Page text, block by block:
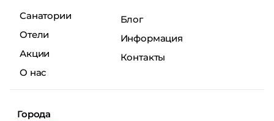
Санатории
Отели
Акции
О нас
Блог
Информация
Контакты
Города